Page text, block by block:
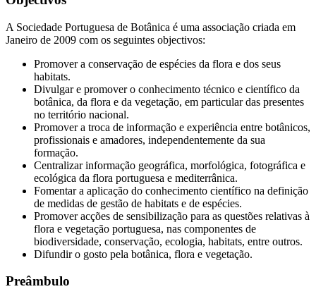
A Sociedade Portuguesa de Botânica é uma associação criada em
Janeiro de 2009 com os seguintes objectivos:
Promover a conservação de espécies da flora e dos seus
habitats.
Divulgar e promover o conhecimento técnico e científico da
botânica, da flora e da vegetação, em particular das presentes
no território nacional.
Promover a troca de informação e experiência entre botânicos,
profissionais e amadores, independentemente da sua
formação.
Centralizar informação geográfica, morfológica, fotográfica e
ecológica da flora portuguesa e mediterrânica.
Fomentar a aplicação do conhecimento científico na definição
de medidas de gestão de habitats e de espécies.
Promover acções de sensibilização para as questões relativas à
flora e vegetação portuguesa, nas componentes de
biodiversidade, conservação, ecologia, habitats, entre outros.
Difundir o gosto pela botânica, flora e vegetação.
Preâmbulo